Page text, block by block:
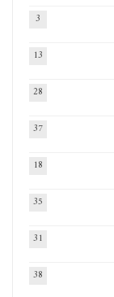
3
13
28
37
18
35
31
38